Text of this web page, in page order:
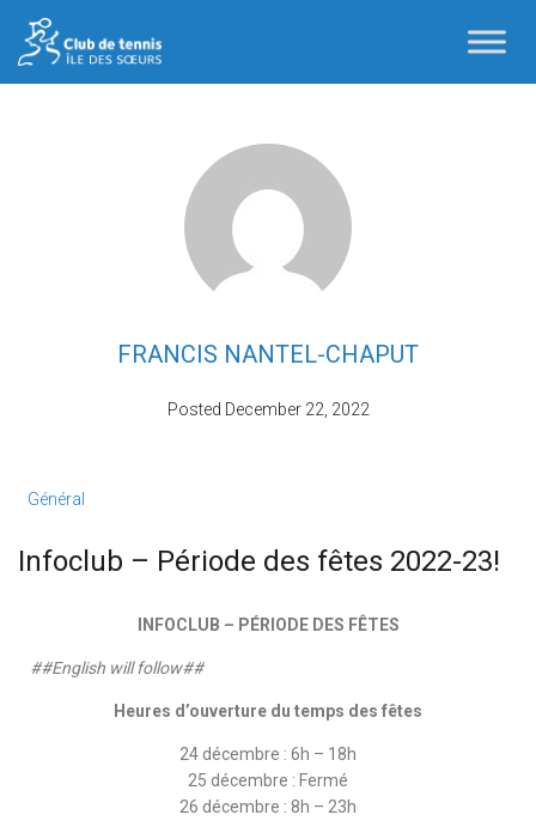
FRANCIS NANTEL-CHAPUT
Posted December 22, 2022
Général
Infoclub – Période des fêtes 2022-23!
INFOCLUB – PÉRIODE DES FÊTES
##English will follow##
Heures d’ouverture du temps des fêtes
24 décembre : 6h – 18h
25 décembre : Fermé
26 décembre : 8h – 23h